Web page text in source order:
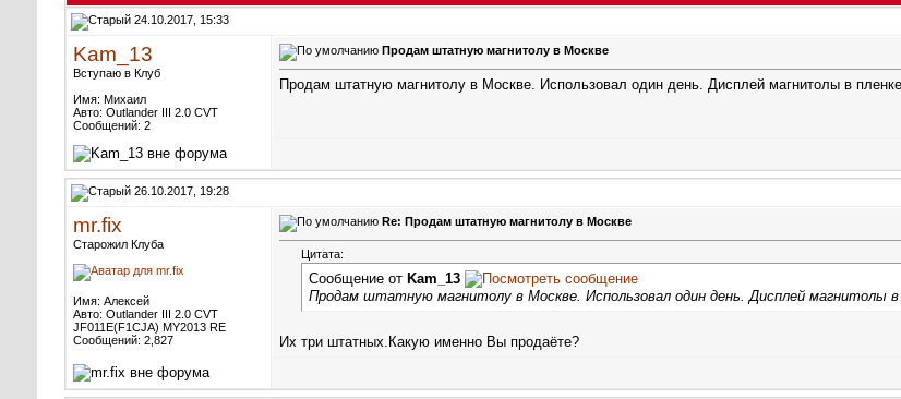
24.10.2017, 15:33
Kam_13
Вступаю в Клуб
Имя: Михаил
Авто: Outlander III 2.0 CVT
Сообщений: 2
Продам штатную магнитолу в Москве
Продам штатную магнитолу в Москве. Использовал один день. Дисплей магнитолы в
26.10.2017, 19:28
mr.fix
Старожил Клуба
Имя: Алексей
Авто: Outlander III 2.0 CVT
JF011E(F1CJA) MY2013 RE
Сообщений: 2,827
Re: Продам штатную магнитолу в Москве
Цитата:
Сообщение от Kam_13
Продам штатную магнитолу в Москве. Использовал один день. Дисплей магнитолы в
Их три штатных.Какую именно Вы продаёте?